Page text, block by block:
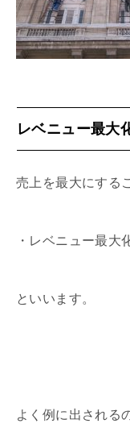
レベニュー最大
売上を最大にする
・レベニュー最大
といいます。
よく例に出される